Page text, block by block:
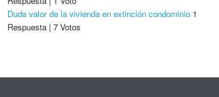
Duda valor de la vivienda en extinción condominio 1
Respuesta | 7 Votos